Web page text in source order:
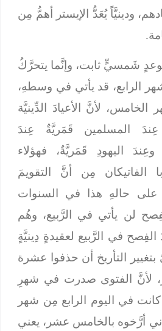
ودينيَّاً يُعَدُّ الإيستر أهمُّ مِن
شَمسيٍّ ثابت، وإنَّما يتحرَّكُ
الرابع، قد يأتي في وسطهِ،
لأنَّ الأعيادَ الدِّينيَّة
المسلمين قَمَريَّةٌ عِندَ
اليهودِ قَمَريَّةٌ، فهؤلاء
الفاتيكان مِن أنَّ التقويمَ
على حالهِ هذا في السنوات
لن يأتي في الرَّبيع، وهُم
في الرَّبيع لعقيدةٍ دِينيَّةٍ
التأريخ أن حذفوا عشرة
لأنَّ الفتوى صدرت في شهرِ
سنة (1582)، كانت في اليوم الرابع مِن شهر
أرَّخوه بالخامس عشر، يعني